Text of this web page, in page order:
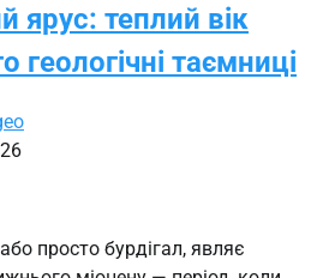
ярус: теплий вік
геологічні таємниці
просто бурдігал, являє